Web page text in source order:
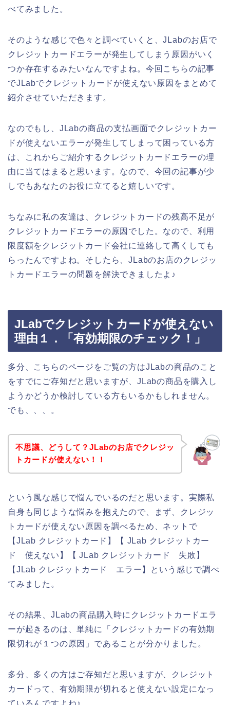
べてみました。
そのような感じで色々と調べていくと、JLabのお店で
クレジットカードエラーが発生してしまう原因がいく
つか存在するみたいなんですよね。今回こちらの記事
でJLabでクレジットカードが使えない原因をまとめて
紹介させていただきます。
なのでもし、JLabの商品の支払画面でクレジットカー
ドが使えないエラーが発生してしまって困っている方
は、これからご紹介するクレジットカードエラーの理
由に当てはまると思います。なので、今回の記事が少
しでもあなたのお役に立てると嬉しいです。
ちなみに私の友達は、クレジットカードの残高不足が
クレジットカードエラーの原因でした。なので、利用
限度額をクレジットカード会社に連絡して高くしても
らったんですよね。そしたら、JLabのお店のクレジッ
トカードエラーの問題を解決できましたよ♪
JLabでクレジットカードが使えない
理由１．「有効期限のチェック！」
多分、こちらのページをご覧の方はJLabの商品のこと
をすでにご存知だと思いますが、JLabの商品を購入し
ようかどうか検討している方もいるかもしれません。
でも、、、。
不思議、どうして？JLabのお店でクレジッ
トカードが使えない！！
という風な感じで悩んでいるのだと思います。実際私
自身も同じような悩みを抱えたので、まず、クレジッ
トカードが使えない原因を調べるため、ネットで
【JLab クレジットカード】【 JLab クレジットカー
ド 使えない】【 JLab クレジットカード 失敗】
【JLab クレジットカード エラー】という感じで調べ
てみました。
その結果、JLabの商品購入時にクレジットカードエラ
ーが起きるのは、単純に「クレジットカードの有効期
限切れが１つの原因」であることが分かりました。
多分、多くの方はご存知だと思いますが、クレジット
カードって、有効期限が切れると使えない設定になっ